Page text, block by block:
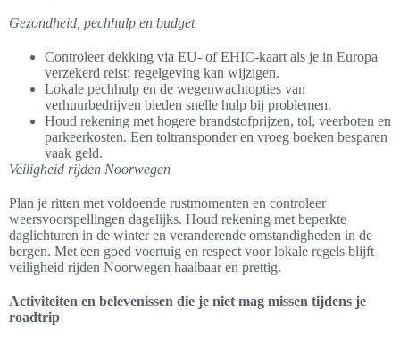
Gezondheid, pechhulp en budget
Controleer dekking via EU- of EHIC-kaart als je in Europa
verzekerd reist; regelgeving kan wijzigen.
Lokale pechhulp en de wegenwachtopties van
verhuurbedrijven bieden snelle hulp bij problemen.
Houd rekening met hogere brandstofprijzen, tol, veerboten en
parkeerkosten. Een toltransponder en vroeg boeken besparen
vaak geld.
Veiligheid rijden Noorwegen
Plan je ritten met voldoende rustmomenten en controleer
weersvoorspellingen dagelijks. Houd rekening met beperkte
daglichturen in de winter en veranderende omstandigheden in de
bergen. Met een goed voertuig en respect voor lokale regels blijft
veiligheid rijden Noorwegen haalbaar en prettig.
Activiteiten en belevenissen die je niet mag missen tijdens je
roadtrip